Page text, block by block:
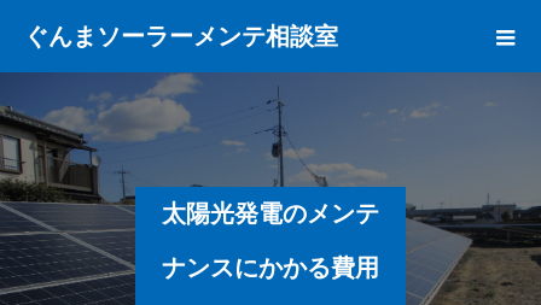
ぐんまソーラーメンテ相談室
太陽光発電のメンテ
ナンスにかかる費用